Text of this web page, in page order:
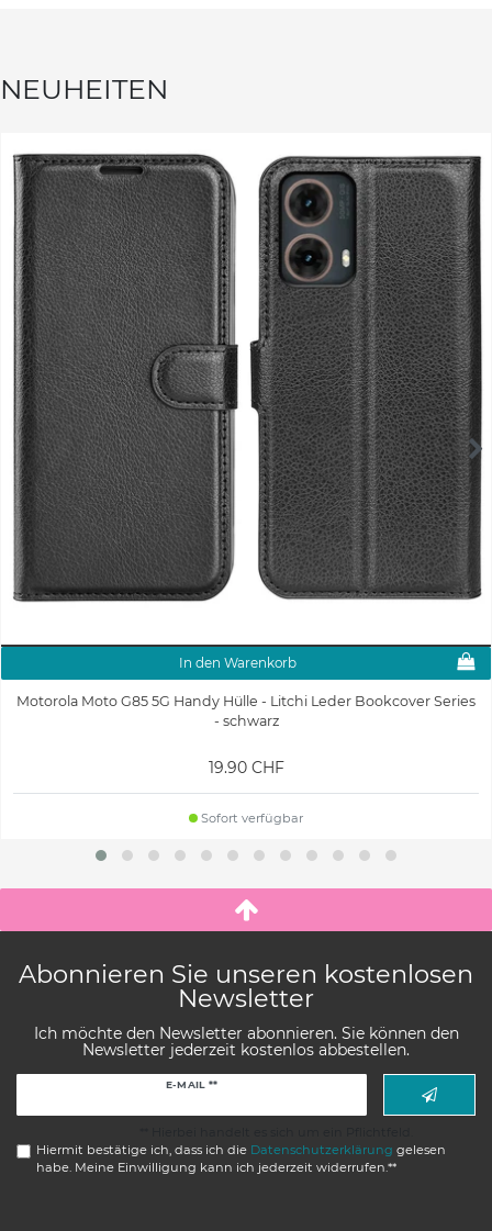
NEUHEITEN
In den Warenkorb
Motorola Moto G85 5G Handy Hülle - Litchi Leder Bookcover Series
- schwarz
19.90 CHF
Sofort verfügbar
Abonnieren Sie unseren kostenlosen
Newsletter
Ich möchte den Newsletter abonnieren. Sie können den
Newsletter jederzeit kostenlos abbestellen.
E-MAIL **
Hiermit bestätige ich, dass ich die Daten­schutz­erklärung gelesen
habe. Meine Einwilligung kann ich jederzeit widerrufen.**